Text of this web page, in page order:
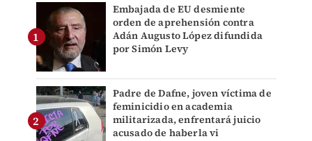
Embajada de EU desmiente
orden de aprehensión contra
Adán Augusto López difundida
por Simón Levy
Padre de Dafne, joven víctima de
feminicidio en academia
militarizada, enfrentará juicio
acusado de haberla vi